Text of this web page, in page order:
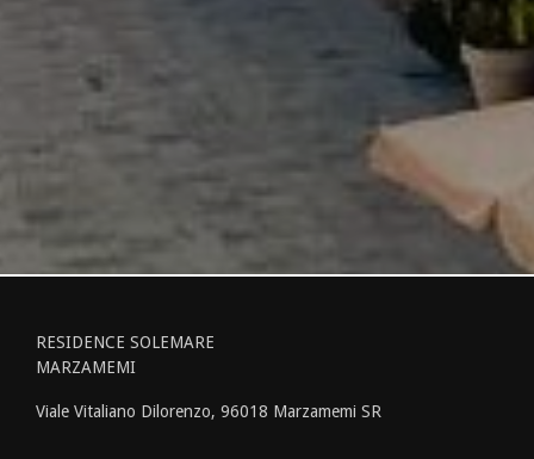
RESIDENCE SOLEMARE
MARZAMEMI
Viale Vitaliano Dilorenzo, 96018 Marzamemi SR